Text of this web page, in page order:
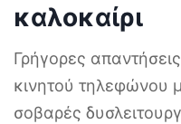
καλοκαίρι
Γρήγορες
κινητού τηλεφώνου
σοβαρές